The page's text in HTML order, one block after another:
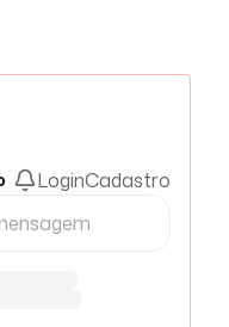
LoginCadastro